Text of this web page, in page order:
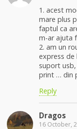
1. acest
mare plus
faptul ca
m-ar ajuta
2. am un
express de
suport
print … din
Reply
Dragos
16 October,